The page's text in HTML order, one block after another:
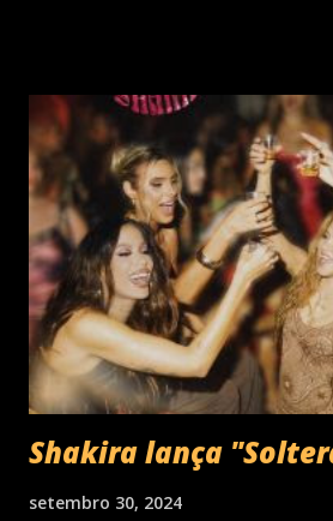
feira), quando Roberto Carlos se
– PR , na Teatro Positivo (Rua Prof.
de Souza, 5300 - Campo Comprido,
das vendas on-line e físicas no dia 04
dia. A produção e realização são da
Production& Entertainment e RC
Carlos começou o ano de 2025 se
Shakira lança
setembro 30, 2024